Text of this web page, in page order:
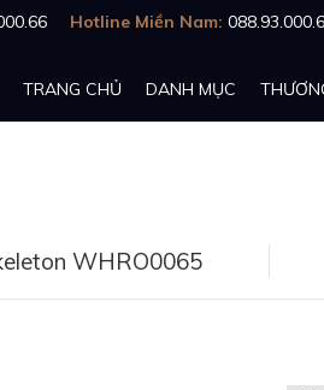
Hotline Miền Nam:
TRANG CHỦ DANH MỤC
WHRO0065